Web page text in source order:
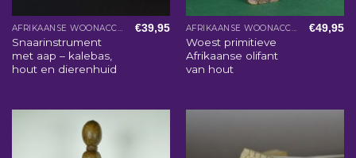
AFRIKAANSE WOONACCESSOIRES
Snaarinstrument
met aap – kalebas,
hout en dierenhuid
€39,95 AFRIKAANSE WOONACCESSOIRES
Woest primitieve
Afrikaanse olifant
van hout
€49,95